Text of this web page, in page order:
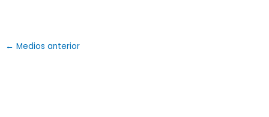
← Medios anterior